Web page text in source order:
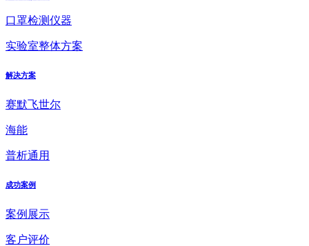
口罩检测仪器
实验室整体方案
解决方案
赛默飞世尔
海能
普析通用
成功案例
案例展示
客户评价